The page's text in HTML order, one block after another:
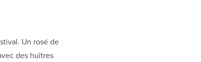
Un rosé de
des huîtres